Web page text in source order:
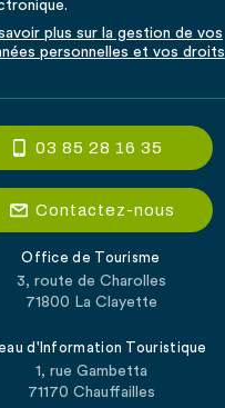
plus sur la gestion de vos
personnelles et vos droits
03 85 28 16 35
Contactez-nous
Office de Tourisme
3, route de Charolles
71800 La Clayette
d'Information Touristique
1, rue Gambetta
71170 Chauffailles